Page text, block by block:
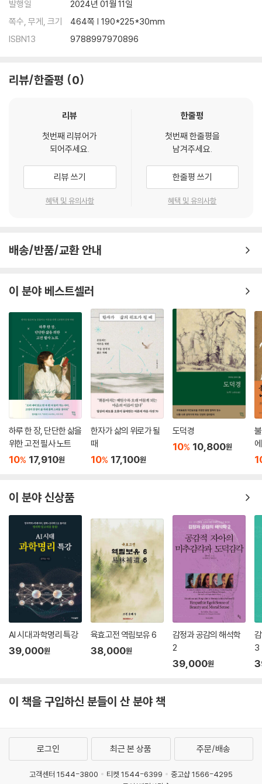
6. 격고(擊鼓) · 135
7. 개풍(凱風) · 139
9. 포유고엽(匏有苦葉) · 146
11. 식미(式微) · 157
12. 모구(旄丘) · 159
14. 천수(泉水) · 167
15. 북문(北門) · 171
16. 북풍(北風) · 174
18. 신대(新臺) · 178
19. 이자승주(二子乘舟) · 181
1. 백주(柏舟) · 184
2. 장유자(牆有茨) · 186
4. 상중(桑中) · 193
5. 순지분분(鶉之奔奔) · 200
6. 정지방중(定之方中) · 202
7. 체동(蝃蝀) · 207
8. 상서(相鼠) · 210
9. 간모(干旄) · 211
10. 재치(載馳) · 214
〈위풍(衛風)〉 1-5[一之五]
1. 기욱(淇奧) · 220
2. 고반(考槃) · 224
4. 맹(氓) · 232
6. 환란(芄蘭) · 242
8. 백혜(伯兮) · 246
9. 유호(有狐) · 250
10. 목과(木瓜) · 253
〈왕풍(王風)〉 1-6[一之六]
1. 서리(黍離) · 257
2. 군자우역(君子于役) · 261
3. 군자양양(君子陽陽) · 263
4. 양지수(揚之水) · 265
8. 채갈(采葛) · 277
〈정풍(鄭風)〉 1-7[一之七]
발행일
2024년 01월 11일
쪽수, 무게, 크기
464쪽 | 190*225*30mm
ISBN13
9788997970896
리뷰/한줄평 0
리뷰
첫번째 리뷰어가
되어주세요.
리뷰 쓰기
혜택 및 유의사항
한줄평
첫번째 한줄평을
남겨주세요.
한줄평 쓰기
혜택 및 유의사항
배송/반품/교환 안내
이 분야 베스트셀러
하루 한 장, 단단한 삶을
위한 고전 필사 노트
10% 17,910원
한자가 삶의 위로가 될
때
10% 17,100원
도덕경
10% 10,800원
이 분야 신상품
AI 시대 과학명리 특강
39,000원
육효고전 역림보유 6
38,000원
감정과 공감의 해석학
2
39,000원
3
이 책을 구입하신 분들이 산 분야 책
로그인 최근 본 상품 주문/배송
고객센터 1544-3800 티켓 1544-6399
중고샵 1566-4295